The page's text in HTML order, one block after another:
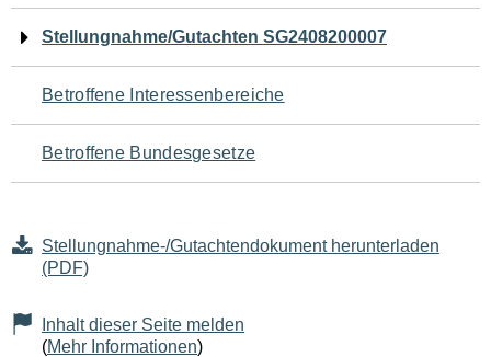
Navigation
für
den
Seiteninhalt
Stellungnahme/Gutachten SG2408200007
Betroffene Interessenbereiche
Betroffene Bundesgesetze
Stellungnahme-/Gutachtendokument herunterladen
(PDF)
Inhalt dieser Seite melden
(Mehr Informationen)